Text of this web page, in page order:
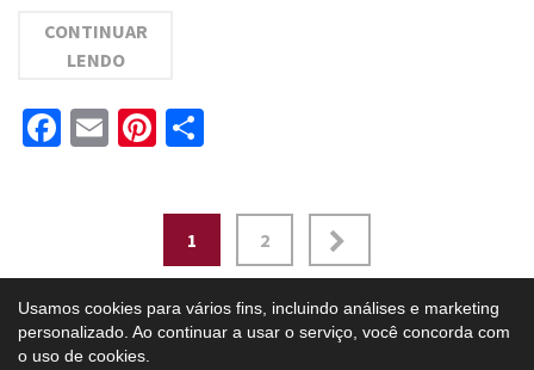
CONTINUAR
LENDO
Facebook
EmailPinterest
Paginação
de
posts
1 2
Usamos cookies para vários fins, incluindo análises e marketing
personalizado. Ao continuar a usar o serviço, você concorda com
o uso de cookies.